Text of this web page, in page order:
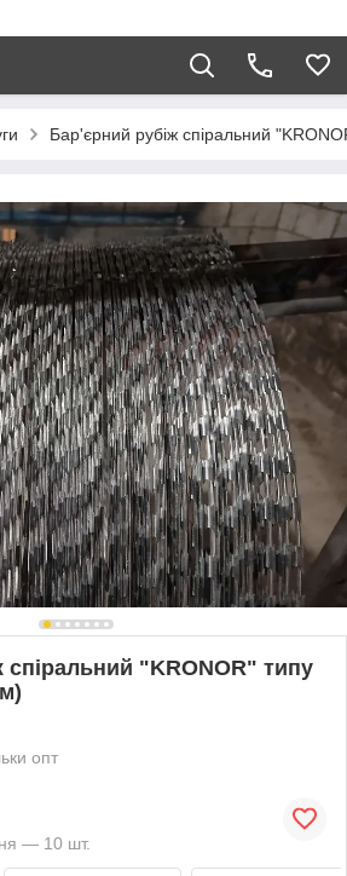
Бар'єрний рубіж спіральний
"KRONOR" типу
опт
— 10 шт.